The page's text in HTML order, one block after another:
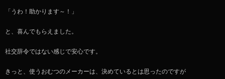
「うわ！助かります～！」
と、喜んでもらえました。
社交辞令ではない感じで安心です。
きっと、使うおむつのメーカーは、決めているとは思ったのですが